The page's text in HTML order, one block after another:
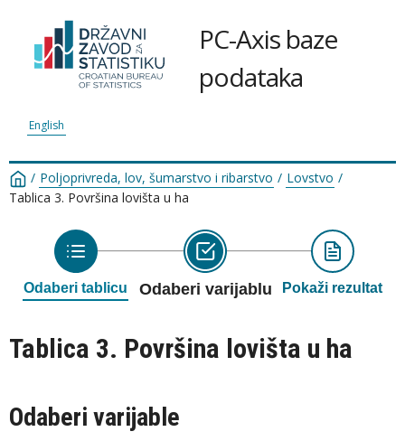
PC-Axis baze
podataka
English
/ Poljoprivreda, lov, šumarstvo i ribarstvo / Lovstvo /
Tablica 3. Površina lovišta u ha
Odaberi tablicu Odaberi varijablu Pokaži rezultat
Tablica 3. Površina lovišta u ha
Odaberi varijable